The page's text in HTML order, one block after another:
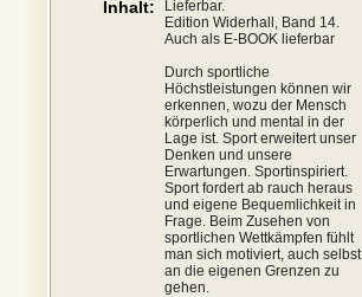
Inhalt:
Lieferbar.
Edition Widerhall, Band 14.
Auch als E-BOOK lieferbar
Durch sportliche
Höchstleistungen können wir
erkennen, wozu der Mensch
körperlich und mental in der
Lage ist. Sport erweitert unser
Denken und unsere
Erwartungen. Sportinspiriert.
Sport fordert ab rauch heraus
und eigene Bequemlichkeit in
Frage. Beim Zusehen von
sportlichen Wettkämpfen fühlt
man sich motiviert, auch selbst
an die eigenen Grenzen zu
gehen.